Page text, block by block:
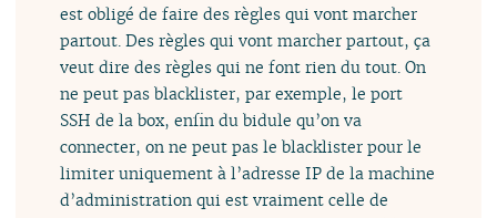
est obligé de faire des règles qui vont marcher
partout. Des règles qui vont marcher partout, ça
veut dire des règles qui ne font rien du tout. On
ne peut pas blacklister, par exemple, le port
SSH de la box, enfin du bidule qu’on va
connecter, on ne peut pas le blacklister pour le
limiter uniquement à l’adresse IP de la machine
d’administration qui est vraiment celle de